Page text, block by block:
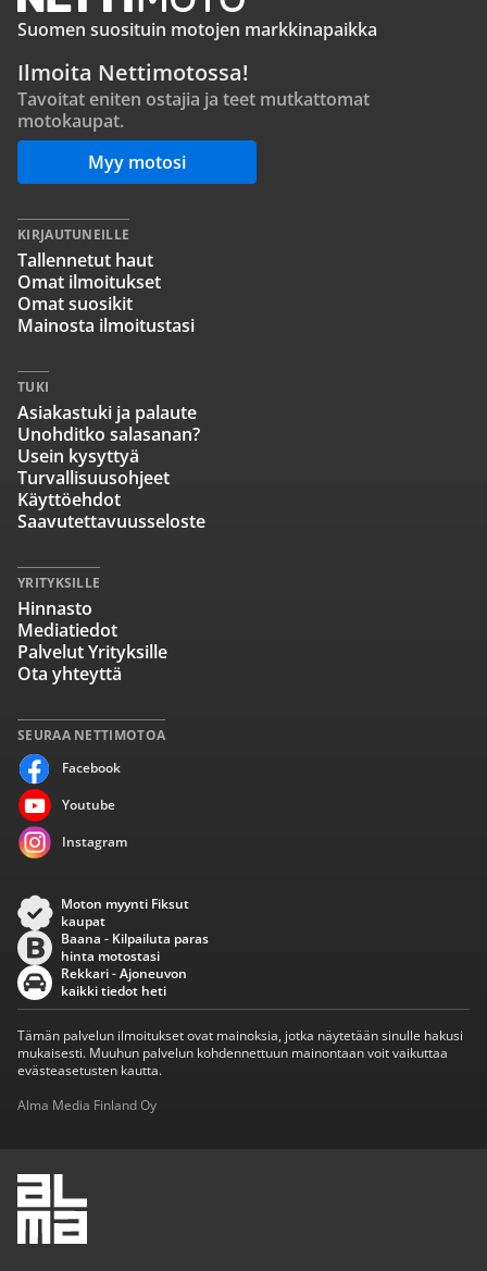
Suomen suosituin motojen markkinapaikka
Ilmoita Nettimotossa!
Tavoitat eniten ostajia ja teet mutkattomat
motokaupat.
Myy motosi
SEURAA NETTIMOTOA
Facebook
Youtube
Instagram
KIRJAUTUNEILLE
Tallennetut haut
Omat ilmoitukset
Omat suosikit
Mainosta ilmoitustasi
TUKI
Asiakastuki ja palaute
Unohditko salasanan?
Usein kysyttyä
Turvallisuusohjeet
Käyttöehdot
Saavutettavuusseloste
YRITYKSILLE
Hinnasto
Mediatiedot
Palvelut Yrityksille
Ota yhteyttä
Moton myynti Fiksut
kaupat
Baana - Kilpailuta paras
hinta motostasi
Rekkari - Ajoneuvon
kaikki tiedot heti
Tämän palvelun ilmoitukset ovat mainoksia, jotka näytetään sinulle hakusi
mukaisesti. Muuhun palvelun kohdennettuun mainontaan voit vaikuttaa
evästeasetusten kautta.
Alma Media Finland Oy